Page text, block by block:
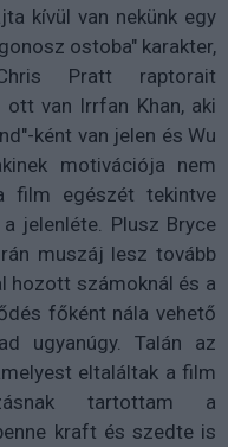
kívül van nekünk egy
ostoba" karakter,
Pratt raptorait
van Irrfan Khan, aki
ként van jelen és Wu
motivációja nem
film egészét tekintve
jelenléte. Plusz Bryce
muszáj lesz tovább
hozott számoknál és a
főként nála vehető
ugyanúgy. Talán az
eltaláltak a film
tartottam a
kraft és szedte is